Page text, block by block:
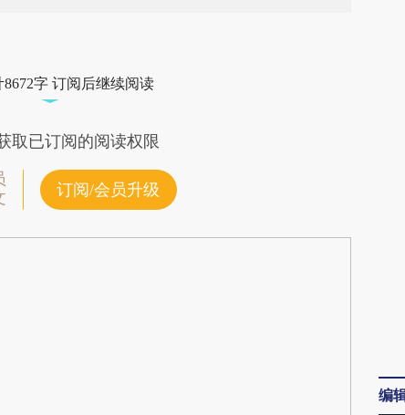
不代表财新观点和立场。推荐点击链接阅读原
字 订阅后继续阅读
取已订阅的阅读权限
订阅/会员升级
编